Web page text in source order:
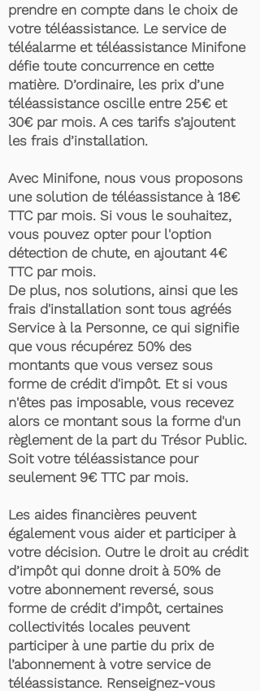
prendre en compte dans le choix de
votre téléassistance. Le service de
téléalarme et téléassistance Minifone
défie toute concurrence en cette
matière. D’ordinaire, les prix d’une
téléassistance oscille entre 25€ et
30€ par mois. A ces tarifs s’ajoutent
les frais d’installation.
Avec Minifone, nous vous proposons
une solution de téléassistance à 18€
TTC par mois. Si vous le souhaitez,
vous pouvez opter pour l'option
détection de chute, en ajoutant 4€
TTC par mois.
De plus, nos solutions, ainsi que les
frais d'installation sont tous agréés
Service à la Personne, ce qui signifie
que vous récupérez 50% des
montants que vous versez sous
forme de crédit d'impôt. Et si vous
n'êtes pas imposable, vous recevez
alors ce montant sous la forme d'un
règlement de la part du Trésor Public.
Soit votre téléassistance pour
seulement 9€ TTC par mois.
Les aides financières peuvent
également vous aider et participer à
votre décision. Outre le droit au crédit
d’impôt qui donne droit à 50% de
votre abonnement reversé, sous
forme de crédit d’impôt, certaines
collectivités locales peuvent
participer à une partie du prix de
l’abonnement à votre service de
téléassistance. Renseignez-vous